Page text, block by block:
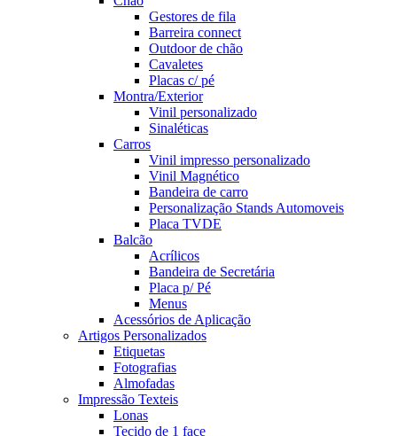
Gestores de fila
Barreira connect
Outdoor de chão
Cavaletes
Placas c/ pé
Montra/Exterior
Vinil personalizado
Sinaléticas
Carros
Vinil impresso personalizado
Vinil Magnético
Bandeira de carro
Personalização Stands Automoveis
Placa TVDE
Balcão
Acrílicos
Bandeira de Secretária
Placa p/ Pé
Menus
Acessórios de Aplicação
Artigos Personalizados
Etiquetas
Fotografias
Almofadas
Impressão Texteis
Lonas
Tecido de 1 face